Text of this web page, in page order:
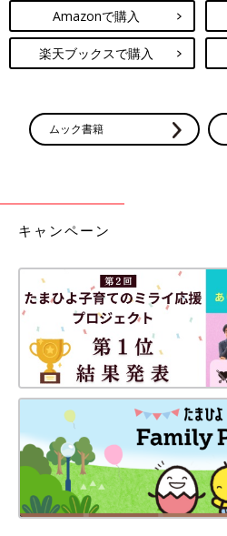
Amazonで購入
楽天ブックスで購入
ムック書籍
キャンペーン